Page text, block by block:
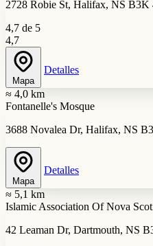
2728 Robie St, Halifax, NS B3K
4,7 de 5
4,7
Mapa
Detalles
≈ 4,0 km
Fontanelle's Mosque
3688 Novalea Dr, Halifax, NS
Mapa
Detalles
≈ 5,1 km
Islamic Association Of Nova
42 Leaman Dr, Dartmouth, NS